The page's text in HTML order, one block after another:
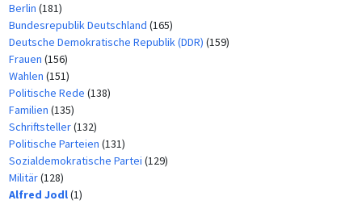
Berlin (181)
Bundesrepublik Deutschland (165)
Deutsche Demokratische Republik (DDR) (159)
Frauen (156)
Wahlen (151)
Politische Rede (138)
Familien (135)
Schriftsteller(132)
Politische Parteien (131)
Sozialdemokratische Partei (129)
Militär(128)
Alfred Jodl(1)